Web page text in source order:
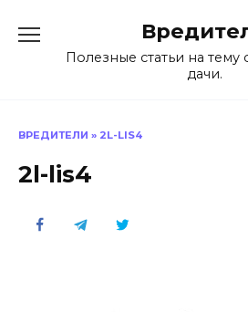
содержаниюПолезные статьи на тему
дачи.
ВРЕДИТЕЛИ » 2L-LIS4
2l-lis4